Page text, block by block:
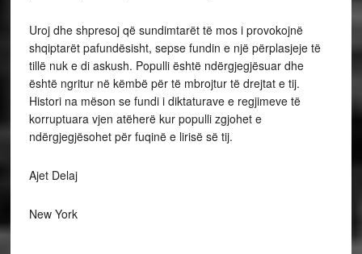
Uroj dhe shpresoj që sundimtarët të mos i provokojnë
shqiptarët pafundësisht, sepse fundin e një përplasjeje të
tillë nuk e di askush. Populli është ndërgjegjësuar dhe
është ngritur në këmbë për të mbrojtur të drejtat e tij.
Histori na mëson se fundi i diktaturave e regjimeve të
korruptuara vjen atëherë kur populli zgjohet e
ndërgjegjësohet për fuqinë e lirisë së tij.
Ajet Delaj
New York